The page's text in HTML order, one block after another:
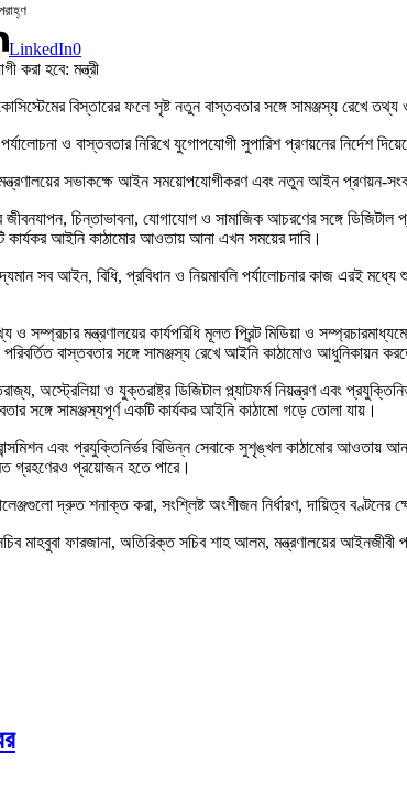
LinkedIn0
বিস্তারের ফলে সৃষ্ট নতুন বাস্তবতার সঙ্গে সামঞ্জস্য রেখে
ও বাস্তবতার নিরিখে যুগোপযোগী সুপারিশ প্রণয়নের নির্দেশ
সভাকক্ষে আইন সময়োপযোগীকরণ এবং নতুন আইন প্রণয়ন-
জীবনযাপন, চিন্তাভাবনা, যোগাযোগ ও সামাজিক আচরণের সঙ্গে
কার্যকর আইনি কাঠামোর আওতায় আনা এখন সময়ের দাবি।
সব আইন, বিধি, প্রবিধান ও নিয়মাবলি পর্যালোচনার কাজ
সম্প্রচার মন্ত্রণালয়ের কার্যপরিধি মূলত প্রিন্ট মিডিয়া ও
বাস্তবতার সঙ্গে সামঞ্জস্য রেখে আইনি কাঠামোও আধুনিকায়ন
অস্ট্রেলিয়া ও যুক্তরাষ্ট্র ডিজিটাল প্ল্যাটফর্ম নিয়ন্ত্রণ এবং
সঙ্গে সামঞ্জস্যপূর্ণ একটি কার্যকর আইনি কাঠামো গড়ে তোলা যায়।
এবং প্রযুক্তিনির্ভর বিভিন্ন সেবাকে সুশৃঙ্খল কাঠামোর
গ্রহণেরও প্রয়োজন হতে পারে।
দ্রুত শনাক্ত করা, সংশ্লিষ্ট অংশীজন নির্ধারণ, দায়িত্ব বণ্টনের
মাহবুবা ফারজানা, অতিরিক্ত সচিব শাহ আলম, মন্ত্রণালয়ের আইনজীবী